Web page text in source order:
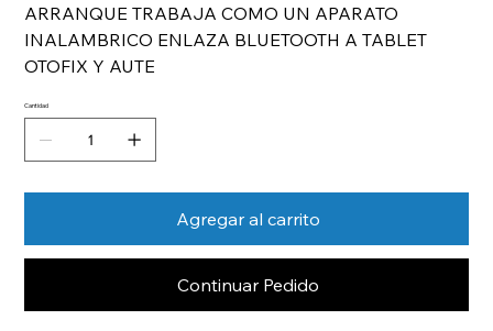
ARRANQUE TRABAJA COMO UN APARATO
INALAMBRICO ENLAZA BLUETOOTH A TABLET
OTOFIX Y AUTE
Cantidad
Agregar al carrito
Continuar Pedido